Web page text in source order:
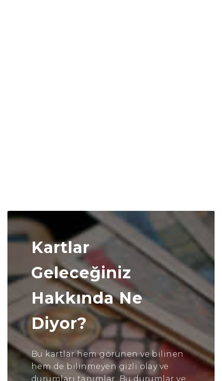
Kartlar
Geleceğiniz
Hakkında Ne
Diyor?
Bu kartlar hem görünen ve bilinen
hem de bilinmeyen gizli olay ve
durumları tanımlar. Bu durumlar ve